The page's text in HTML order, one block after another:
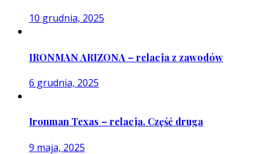
10 grudnia, 2025
IRONMAN ARIZONA – relacja z zawodów
6 grudnia, 2025
Ironman Texas – relacja. Część druga
9 maja, 2025